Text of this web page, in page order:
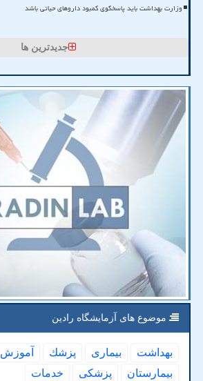
وزارت بهداشت باید پاسخگوی کمبود داروهای حیاتی باشد
جدیدترین ها
موضوع های آزمایشگاه رادین
بهداشت بیماری پزشك آموزش
بیمارستان
پزشكی خدمات